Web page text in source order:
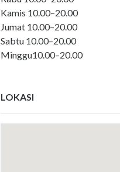
Kamis 10.00–20.00
Jumat 10.00–20.00
Sabtu 10.00–20.00
Minggu10.00–20.00
LOKASI